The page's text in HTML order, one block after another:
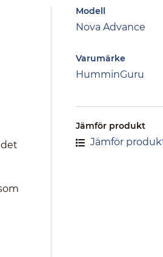
Modell
Nova Advance
Varumärke
HumminGuru
Jämför produkt
Jämför